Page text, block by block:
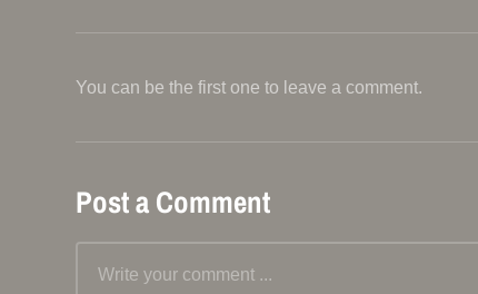
You can be the first one to leave a comment.
Post a Comment